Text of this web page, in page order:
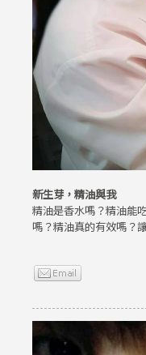
新生芽，精油與我
精油是香水嗎？精油能
嗎？精油真的有效嗎？